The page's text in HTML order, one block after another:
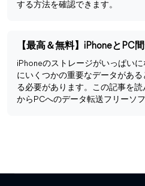
する方法を確認できます。
【最高＆無料】iPhoneとPC
iPhoneのストレージがいっぱい
にいくつかの重要なデータがあ
る必要があります。この記事を
からPCへのデータ転送フリーソ